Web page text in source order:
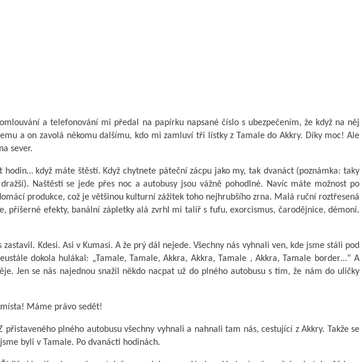
a telefonování mi předal na papírku napsané číslo s ubezpečením, že když na něj
a on zavolá někomu dalšímu, kdo mi zamluví tři lístky z Tamale do Akkry. Díky moc! Ale
sever.
hodin… když máte štěstí. Když chytnete páteční zácpu jako my, tak dvanáct (poznámka: taky
Naštěstí se jede přes noc a autobusy jsou vážně pohodlné. Navíc máte možnost po
produkce, což je většinou kulturní zážitek toho nejhrubšího zrna. Malá ruční roztřesená
příšerné efekty, banální zápletky alá zvrhl mi talíř s fufu, exorcismus, čarodějnice, démoni.
Kdesi. Asi v Kumasi. A že prý dál nejede. Všechny nás vyhnali ven, kde jsme stáli pod
dokola hulákal: „Tamale, Tamale, Akkra, Akkra, Tamale , Akkra, Tamale border…“ A
Jen se nás najednou snažil někdo nacpat už do plného autobusu s tím, že nám do uličky
Máme právo sedět!
přistaveného plného autobusu všechny vyhnali a nahnali tam nás, cestující z Akkry. Takže se
byli v Tamale. Po dvanácti hodinách.